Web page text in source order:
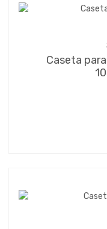
Caseta